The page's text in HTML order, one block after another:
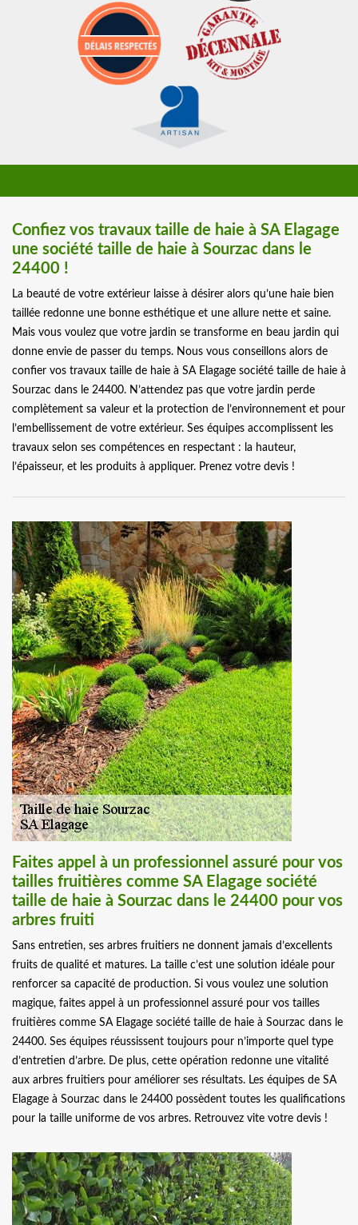
Confiez vos travaux taille de haie à SA Elagage
une société taille de haie à Sourzac dans le
24400 !
La beauté de votre extérieur laisse à désirer alors qu’une haie bien
taillée redonne une bonne esthétique et une allure nette et saine.
Mais vous voulez que votre jardin se transforme en beau jardin qui
donne envie de passer du temps. Nous vous conseillons alors de
confier vos travaux taille de haie à SA Elagage société taille de haie à
Sourzac dans le 24400. N’attendez pas que votre jardin perde
complètement sa valeur et la protection de l’environnement et pour
l’embellissement de votre extérieur. Ses équipes accomplissent les
travaux selon ses compétences en respectant : la hauteur,
l’épaisseur, et les produits à appliquer. Prenez votre devis !
Faites appel à un professionnel assuré pour vos
tailles fruitières comme SA Elagage société
taille de haie à Sourzac dans le 24400 pour vos
arbres fruiti
Sans entretien, ses arbres fruitiers ne donnent jamais d’excellents
fruits de qualité et matures. La taille c’est une solution idéale pour
renforcer sa capacité de production. Si vous voulez une solution
magique, faites appel à un professionnel assuré pour vos tailles
fruitières comme SA Elagage société taille de haie à Sourzac dans le
24400. Ses équipes réussissent toujours pour n’importe quel type
d’entretien d’arbre. De plus, cette opération redonne une vitalité
aux arbres fruitiers pour améliorer ses résultats. Les équipes de SA
Elagage à Sourzac dans le 24400 possèdent toutes les qualifications
pour la taille uniforme de vos arbres. Retrouvez vite votre devis !